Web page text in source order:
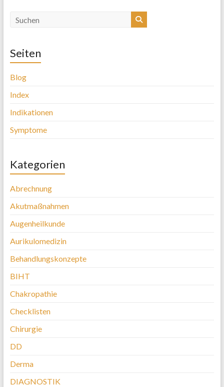
Seiten
Blog
Index
Indikationen
Symptome
Kategorien
Abrechnung
Akutmaßnahmen
Augenheilkunde
Aurikulomedizin
Behandlungskonzepte
BIHT
Chakropathie
Checklisten
Chirurgie
DD
Derma
DIAGNOSTIK